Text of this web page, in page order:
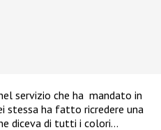
servizio che ha mandato in
stessa ha fatto ricredere una
diceva di tutti i colori…